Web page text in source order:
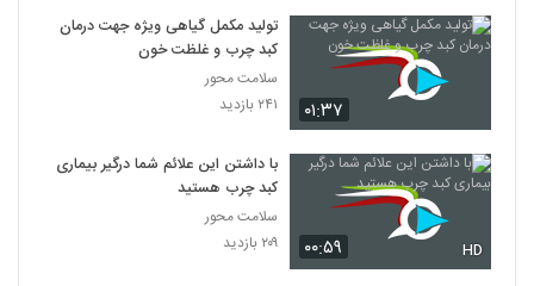
۰۱:۳۷
تولید مکمل گیاهی ویژه جهت درمان
کبد چرب و غلظت خون
سلامت محور
۲۴۱ بازدید
۰۰:۵۹ HD
با داشتن این علائم شما درگیر بیماری
کبد چرب هستید
سلامت محور
۲۰۹ بازدید